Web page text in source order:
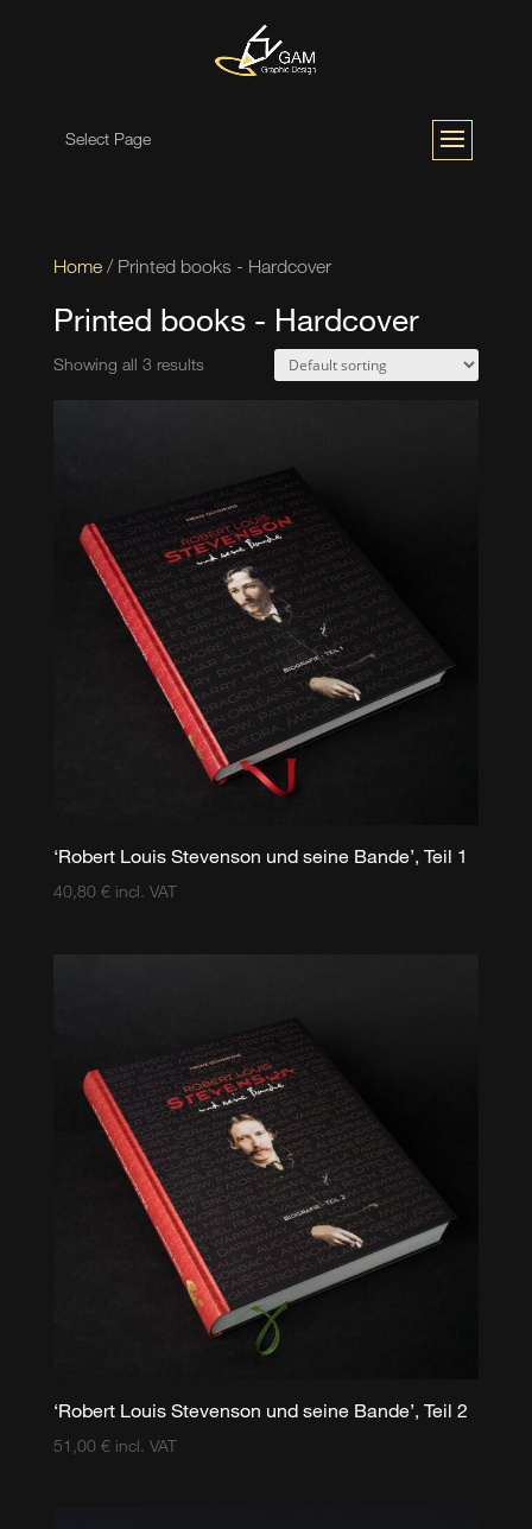
Select Page
Home/ Printed books - Hardcover
Printed books - Hardcover
Showing all 3 results
‘Robert Louis Stevenson und seine Bande’, Teil 1
40,80 € incl. VAT
‘Robert Louis Stevenson und seine Bande’, Teil 2
51,00 € incl. VAT